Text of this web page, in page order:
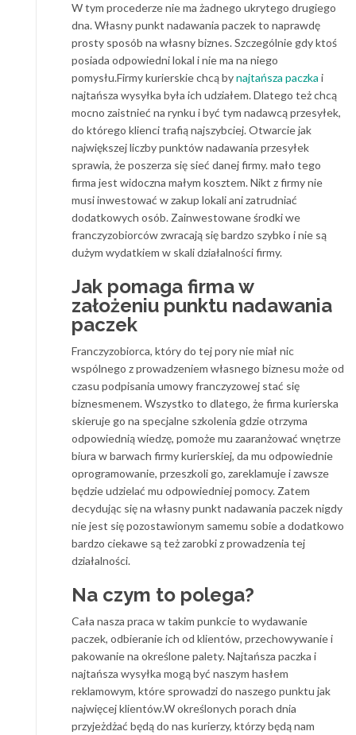
W tym procederze nie ma żadnego ukrytego drugiego
dna. Własny punkt nadawania paczek to naprawdę
prosty sposób na własny biznes. Szczególnie gdy ktoś
posiada odpowiedni lokal i nie ma na niego
pomysłu.Firmy kurierskie chcą bynajtańsza paczka i
najtańsza wysyłka była ich udziałem. Dlatego też chcą
mocno zaistnieć na rynku i być tym nadawcą przesyłek,
do którego klienci trafią najszybciej. Otwarcie jak
największej liczby punktów nadawania przesyłek
sprawia, że poszerza się sieć danej firmy. mało tego
firma jest widoczna małym kosztem. Nikt z firmy nie
musi inwestować w zakup lokali ani zatrudniać
dodatkowych osób. Zainwestowane środki we
franczyzobiorców zwracają się bardzo szybko i nie są
dużym wydatkiem w skali działalności firmy.
Jak pomaga firma w
założeniu punktu nadawania
paczek
Franczyzobiorca, który do tej pory nie miał nic
wspólnego z prowadzeniem własnego biznesu może od
czasu podpisania umowy franczyzowej stać się
biznesmenem. Wszystko to dlatego, że firma kurierska
skieruje go na specjalne szkolenia gdzie otrzyma
odpowiednią wiedzę, pomoże mu zaaranżować wnętrze
biura w barwach firmy kurierskiej, da mu odpowiednie
oprogramowanie, przeszkoli go, zareklamuje i zawsze
będzie udzielać mu odpowiedniej pomocy. Zatem
decydując się na własny punkt nadawania paczek nigdy
nie jest się pozostawionym samemu sobie a dodatkowo
bardzo ciekawe są też zarobki z prowadzenia tej
działalności.
Na czym to polega?
Cała nasza praca w takim punkcie to wydawanie
paczek, odbieranie ich od klientów, przechowywanie i
pakowanie na określone palety. Najtańsza paczka i
najtańsza wysyłka mogą być naszym hasłem
reklamowym, które sprowadzi do naszego punktu jak
najwięcej klientów.W określonych porach dnia
przyjeżdżać będą do nas kurierzy, którzy będą nam